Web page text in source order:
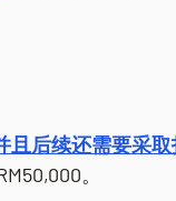
且后续还需要采取
。